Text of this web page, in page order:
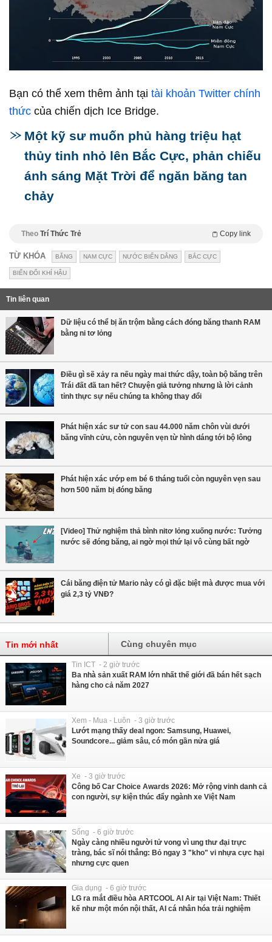
Bạn có thể xem thêm ảnh tại tài khoản Twitter chính
thức của chiến dịch Ice Bridge.
Một kỹ sư muốn phủ hàng triệu hạt
thủy tinh nhỏ lên Bắc Cực, phản chiếu
ánh sáng Mặt Trời để ngăn băng tan
chảy
Theo Trí Thức Trẻ Copy link
TỪ KHÓA BĂNG NAM CỰC NƯỚC BIỂN DÂNG BẮC CỰC
BIẾN ĐỔI KHÍ HẬU
Tin liên quan
Dữ liệu có thể bị ăn trộm bằng cách đóng băng thanh RAM
bằng ni tơ lỏng
Điều gì sẽ xảy ra nếu ngày mai thức dậy, toàn bộ băng trên
Trái đất đã tan hết? Chuyện giả tưởng nhưng là lời cảnh
tỉnh thực sự nếu chúng ta không thay đổi
Phát hiện xác sư tử con sau 44.000 năm chôn vùi dưới
băng vĩnh cửu, còn nguyên vẹn từ hình dáng tới bộ lông
Phát hiện xác ướp em bé 6 tháng tuổi còn nguyên vẹn sau
hơn 500 năm bị đóng băng
[Video] Thử nghiệm thả bình nitơ lỏng xuống nước: Tưởng
nước sẽ đóng băng, ai ngờ mọi thứ lại vô cùng bất ngờ
Cái băng điện tử Mario này có gì đặc biệt mà được mua với
giá 2,3 tỷ VNĐ?
Tin mới nhất Cùng chuyên mục
Tin ICT - 2 giờ trước
Ba nhà sản xuất RAM lớn nhất thế giới đã bán hết sạch
hàng cho cả năm 2027
Xem - Mua - Luôn - 3 giờ trước
Lướt mạng thấy deal ngon: Samsung, Huawei,
Soundcore... giảm sâu, có món gần nửa giá
Xe - 3 giờ trước
Công bố Car Choice Awards 2026: Mở rộng vinh danh cả
con người, sự kiện thúc đẩy ngành xe Việt Nam
Sống - 6 giờ trước
Ngày càng nhiều người tử vong vì ung thư đại trực
tràng, bác sĩ nói thẳng: Bỏ ngay 3 "kho" vi nhựa cực hại
nhưng cực quen
Gia dụng - 6 giờ trước
LG ra mắt điều hòa ARTCOOL AI Air tại Việt Nam: Thiết
kế như một món nội thất, AI cá nhân hóa trải nghiệm